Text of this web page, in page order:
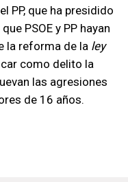
PP, que ha presidido
PSOE y PP hayan
la reforma de la ley
como delito la
las agresiones
de 16 años.